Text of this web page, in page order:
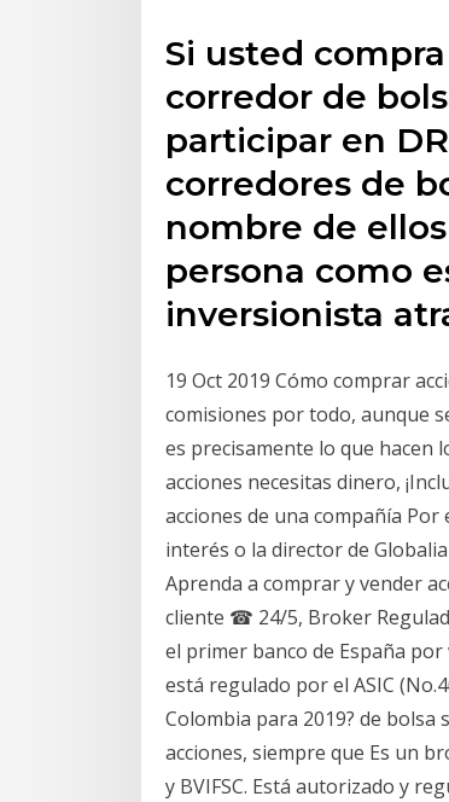
Si usted
corredor de
participar en
corredores de
nombre de
persona como
inversionista
19 Oct 2019 Cómo comprar
comisiones por todo, aunque
es precisamente lo que hacen
acciones necesitas dinero,
acciones de una compañía
interés o la director de
Aprenda a comprar y vender
cliente ☎ 24/5, Broker
el primer banco de España
está regulado por el ASIC
Colombia para 2019? de
acciones, siempre que Es un
y BVIFSC. Está autorizado y